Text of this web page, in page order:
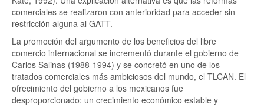
comerciales se realizaron con anterioridad para acceder sin
restricción alguna al GATT.
La promoción del argumento de los beneficios del libre
comercio internacional se incrementó durante el gobierno de
Carlos Salinas (1988-1994) y se concretó en uno de los
tratados comerciales más ambiciosos del mundo, el TLCAN. El
ofrecimiento del gobierno a los mexicanos fue
desproporcionado: un crecimiento económico estable y